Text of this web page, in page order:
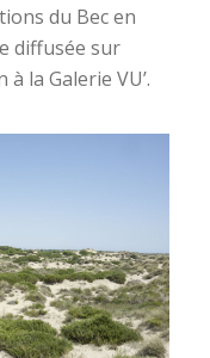
du Bec en
diffusée sur
la Galerie VU’.